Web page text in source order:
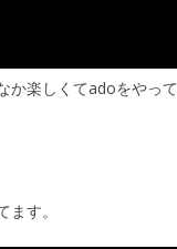
か楽しくてadoをやっ
す。